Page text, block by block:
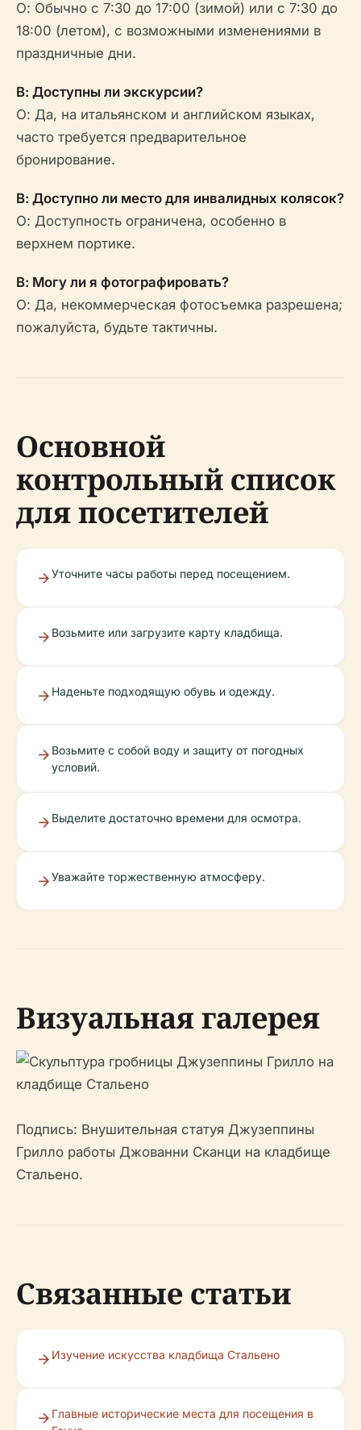
О: Обычно с 7:30 до 17:00 (зимой) или с 7:30 до
18:00 (летом), с возможными изменениями в
праздничные дни.
В: Доступны ли экскурсии?
О: Да, на итальянском и английском языках,
часто требуется предварительное
бронирование.
В: Доступно ли место для инвалидных колясок?
О: Доступность ограничена, особенно в
верхнем портике.
В: Могу ли я фотографировать?
О: Да, некоммерческая фотосъемка разрешена;
пожалуйста, будьте тактичны.
Основной
контрольный список
для посетителей
Уточните часы работы перед посещением.
Возьмите или загрузите карту кладбища.
Наденьте подходящую обувь и одежду.
Возьмите с собой воду и защиту от погодных
условий.
Выделите достаточно времени для осмотра.
Уважайте торжественную атмосферу.
Визуальная галерея
Подпись: Внушительная статуя Джузеппины
Грилло работы Джованни Сканци на кладбище
Стальено.
Связанные статьи
Изучение искусства кладбища Стальено
Главные исторические места для посещения в